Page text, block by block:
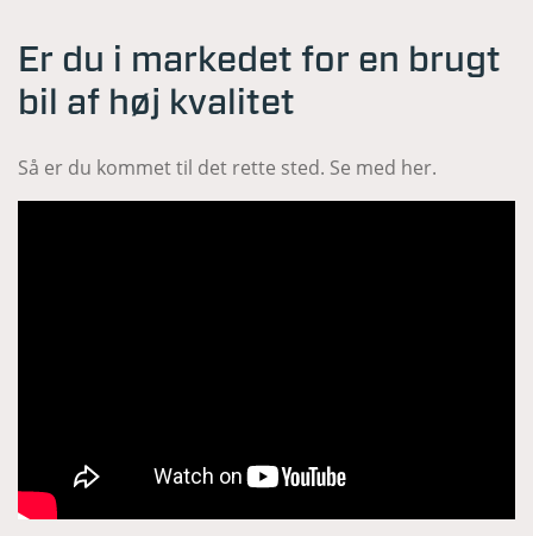
Er du i markedet for en brugt
bil af høj kvalitet
Så er du kommet til det rette sted. Se med her.